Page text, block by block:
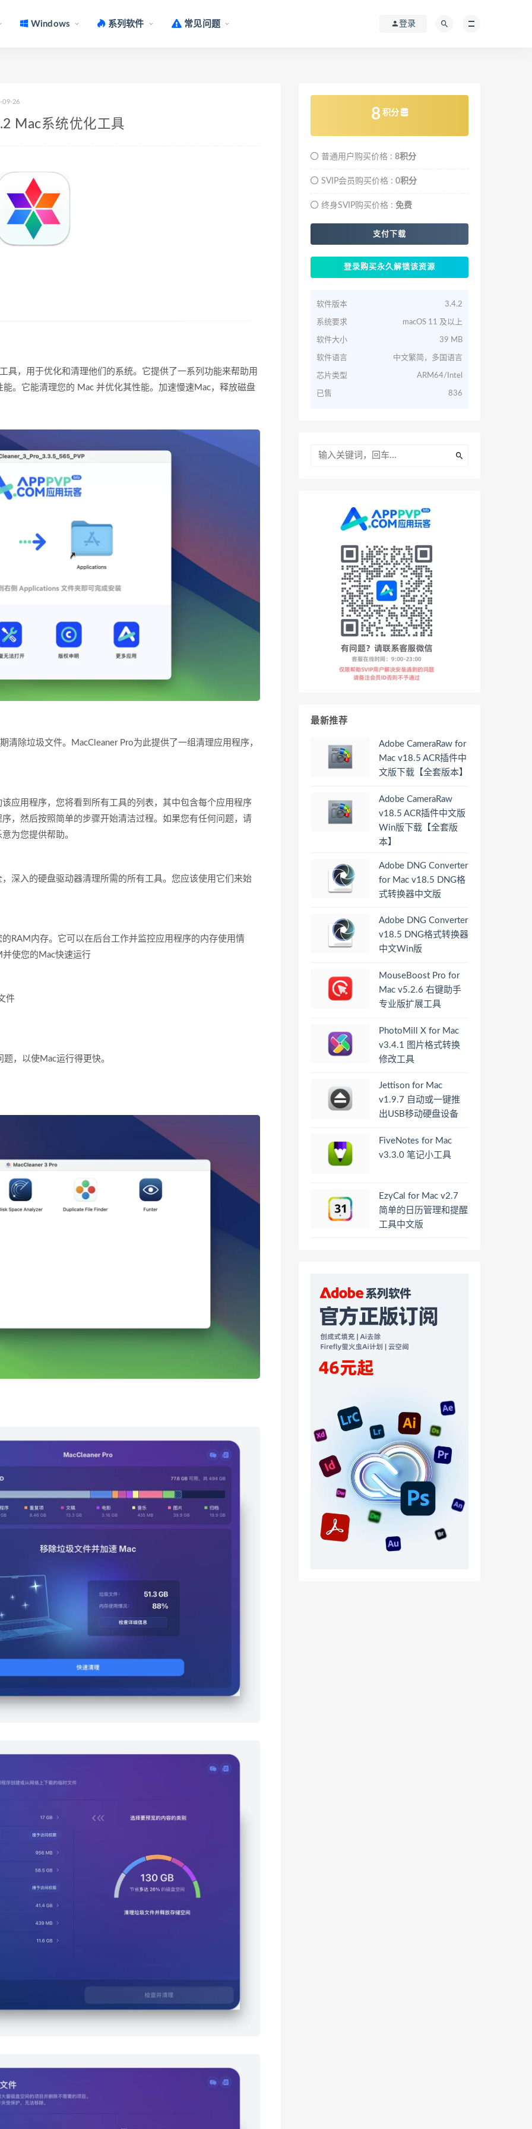
Windows 系列软件 常见问题 登录
09-26
Mac系统优化工具
具，用于优化和清理他们的系统。它提供了一系列功能来帮助用
。它能清理您的 Mac 并优化其性能。加速慢速Mac，释放磁盘
清除垃圾文件。MacCleaner Pro为此提供了一组清理应用程序，
应用程序，您将看到所有工具的列表，其中包含每个应用程序
，然后按照简单的步骤开始清洁过程。如果您有任何问题，请
为您提供帮助。
深入的硬盘驱动器清理所需的所有工具。您应该使用它们来始
RAM内存。它可以在后台工作并监控应用程序的内存使用情
使您的Mac快速运行
件
，以使Mac运行得更快。
8 积分
普通用户购买价格 : 8积分
SVIP会员购买价格 : 0积分
终身SVIP购买价格 : 免费
支付下载
登录购买永久解锁该资源
软件版本 3.4.2
系统要求 macOS 11 及以上
软件大小 39 MB
软件语言 中文繁简，多国语言
芯片类型 ARM64/Intel
已售 836
最新推荐
Adobe CameraRaw for
Mac v18.5 ACR插件中
文版下载【全套版本】
Adobe CameraRaw
v18.5 ACR插件中文版
Win版下载【全套版
本】
Adobe DNG Converter
for Mac v18.5 DNG格
式转换器中文版
Adobe DNG Converter
v18.5 DNG格式转换器
中文Win版
MouseBoost Pro for
Mac v5.2.6 右键助手
专业版扩展工具
PhotoMill X for Mac
v3.4.1 图片格式转换
修改工具
Jettison for Mac
v1.9.7 自动或一键推
出USB移动硬盘设备
FiveNotes for Mac
v3.3.0 笔记小工具
EzyCal for Mac v2.7
简单的日历管理和提醒
工具中文版